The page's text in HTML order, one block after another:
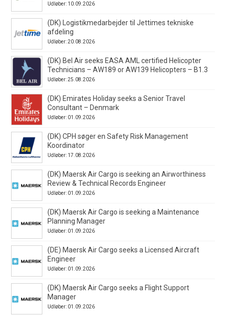
Udløber: 10.09.2026
(DK) Logistikmedarbejder til Jettimes tekniske
afdeling
Udløber: 20.08.2026
(DK) Bel Air seeks EASA AML certified Helicopter
Technicians – AW189 or AW139 Helicopters – B1.3
Udløber: 25.08.2026
(DK) Emirates Holiday seeks a Senior Travel
Consultant – Denmark
Udløber: 01.09.2026
(DK) CPH søger en Safety Risk Management
Koordinator
Udløber: 17.08.2026
(DK) Maersk Air Cargo is seeking an Airworthiness
Review & Technical Records Engineer
Udløber: 01.09.2026
(DK) Maersk Air Cargo is seeking a Maintenance
Planning Manager
Udløber: 01.09.2026
(DE) Maersk Air Cargo seeks a Licensed Aircraft
Engineer
Udløber: 01.09.2026
(DK) Maersk Air Cargo seeks a Flight Support
Manager
Udløber: 01.09.2026